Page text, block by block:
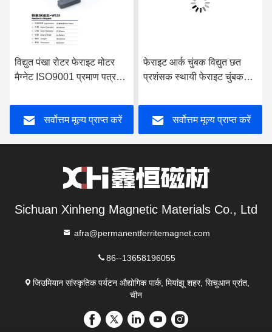
विद्युत पंखा रोटर फेराइट मोटर
मैग्नेट ISO9001 प्रमाण पत्र
सर्वोत्तम मूल्य प्राप्त करें
फेराइट आर्क चुंबक विद्युत छत
प्रशंसक स्थायी फेराइट चुंबक
सर्वोत्तम मूल्य प्राप्त करें
Sichuan Xinheng Magnetic Materials Co., Ltd
afra@permanentferritemagnet.com
86--13658196055
जिउमियान सांस्कृतिक पर्यटन औद्योगिक पार्क, मियांझू शहर, सिचुआन प्रांत,
चीन